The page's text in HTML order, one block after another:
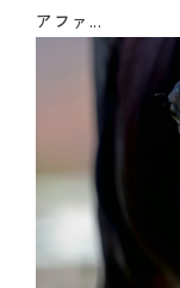
アファ...